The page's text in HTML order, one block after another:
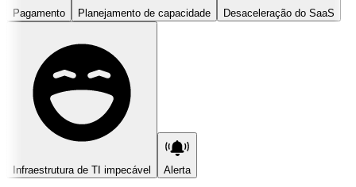
Pagamento Planejamento de capacidade Desaceleração do SaaS
Infraestrutura de TI impecável Alerta